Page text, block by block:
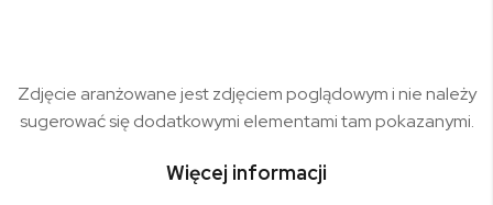
Zdjęcie aranżowane jest zdjęciem poglądowym i nie należy
sugerować się dodatkowymi elementami tam pokazanymi.
Więcej informacji